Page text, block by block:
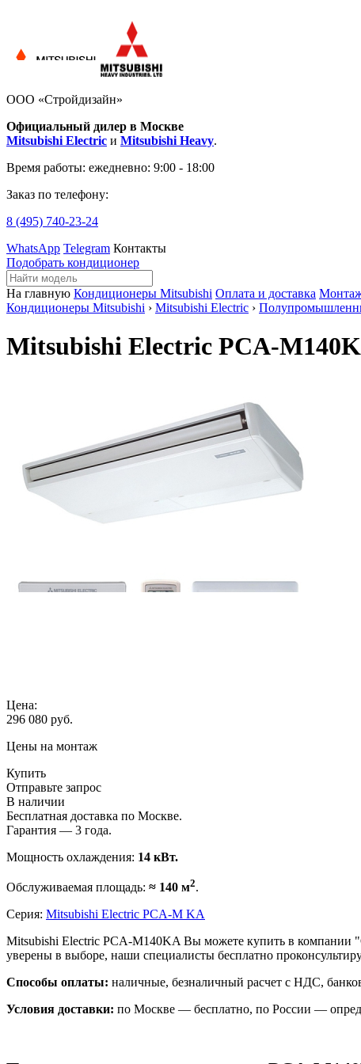
ООО «Стройдизайн»
Официальный дилер в Москве
Mitsubishi Electric и Mitsubishi Heavy.
Время работы: ежедневно: 9:00 - 18:00
Заказ по телефону:
8 (495) 740-23-24
WhatsApp Telegram Контакты
Подобрать кондиционер
На главную Кондиционеры Mitsubishi Оплата и доставка
Кондиционеры Mitsubishi › Mitsubishi Electric ›
Mitsubishi Electric PCA-
Цена:
296 080 руб.
Цены на монтаж
Купить
Отправьте запрос
В наличии
Бесплатная доставка по Москве.
Гарантия — 3 года.
Мощность охлаждения: 14 кВт.
Обслуживаемая площадь: ≈ 140 м2.
Серия: Mitsubishi Electric PCA-M KA
Mitsubishi Electric PCA-M140KA Вы можете купить в компании
уверены в выборе, наши специалисты бесплатно
Способы оплаты: наличные, безналичный расчет с НДС,
Условия доставки: по Москве — бесплатно, по России —